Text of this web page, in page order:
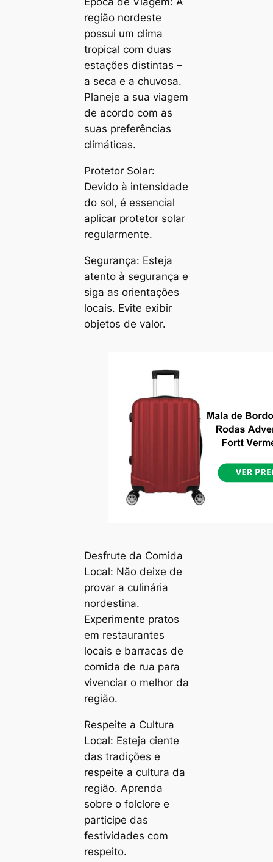
região nordeste
possui um clima
tropical com duas
estações distintas –
a seca e a chuvosa.
Planeje a sua viagem
de acordo com as
suas preferências
climáticas.
Protetor Solar:
Devido à intensidade
do sol, é essencial
aplicar protetor solar
regularmente.
Segurança: Esteja
atento à segurança e
siga as orientações
locais. Evite exibir
objetos de valor.
Desfrute da Comida
Local: Não deixe de
provar a culinária
nordestina.
Experimente pratos
em restaurantes
locais e barracas de
comida de rua para
vivenciar o melhor da
região.
Respeite a Cultura
Local: Esteja ciente
das tradições e
respeite a cultura da
região. Aprenda
sobre o folclore e
participe das
festividades com
respeito.